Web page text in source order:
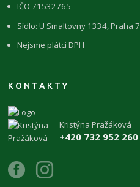
IČO 71532765
Sídlo: U Smaltovny 1334, Praha 7
Nejsme plátci DPH
KONTAKTY
Kristýna Pražáková
+420 732 952 260